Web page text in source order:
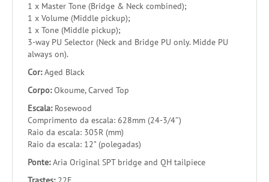
1 x Master Tone (Bridge & Neck combined);
1 x Volume (Middle pickup);
1 x Tone (Middle pickup);
3-way PU Selector (Neck and Bridge PU only. Midde PU
always on).
Cor:Aged Black
Corpo:Okoume, Carved Top
Escala: Rosewood
Comprimento da escala: 628mm (24-3/4″)
Raio da escala: 305R (mm)
Raio da escala: 12" (polegadas)
Ponte:Aria Original SPT bridge and QH tailpiece